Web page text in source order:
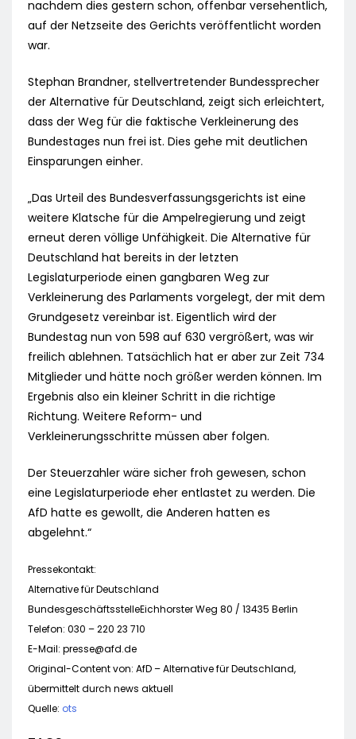
nachdem dies gestern schon, offenbar versehentlich,
auf der Netzseite des Gerichts veröffentlicht worden
war.
Stephan Brandner, stellvertretender Bundessprecher
der Alternative für Deutschland, zeigt sich erleichtert,
dass der Weg für die faktische Verkleinerung des
Bundestages nun frei ist. Dies gehe mit deutlichen
Einsparungen einher.
„Das Urteil des Bundesverfassungsgerichts ist eine
weitere Klatsche für die Ampelregierung und zeigt
erneut deren völlige Unfähigkeit. Die Alternative für
Deutschland hat bereits in der letzten
Legislaturperiode einen gangbaren Weg zur
Verkleinerung des Parlaments vorgelegt, der mit dem
Grundgesetz vereinbar ist. Eigentlich wird der
Bundestag nun von 598 auf 630 vergrößert, was wir
freilich ablehnen. Tatsächlich hat er aber zur Zeit 734
Mitglieder und hätte noch größer werden können. Im
Ergebnis also ein kleiner Schritt in die richtige
Richtung. Weitere Reform- und
Verkleinerungsschritte müssen aber folgen.
Der Steuerzahler wäre sicher froh gewesen, schon
eine Legislaturperiode eher entlastet zu werden. Die
AfD hatte es gewollt, die Anderen hatten es
abgelehnt.“
Pressekontakt:
Alternative für Deutschland
BundesgeschäftsstelleEichhorster Weg 80 / 13435 Berlin
Telefon: 030 – 220 23 710
E-Mail: presse@afd.de
Original-Content von: AfD – Alternative für Deutschland,
übermittelt durch news aktuell
Quelle: ots